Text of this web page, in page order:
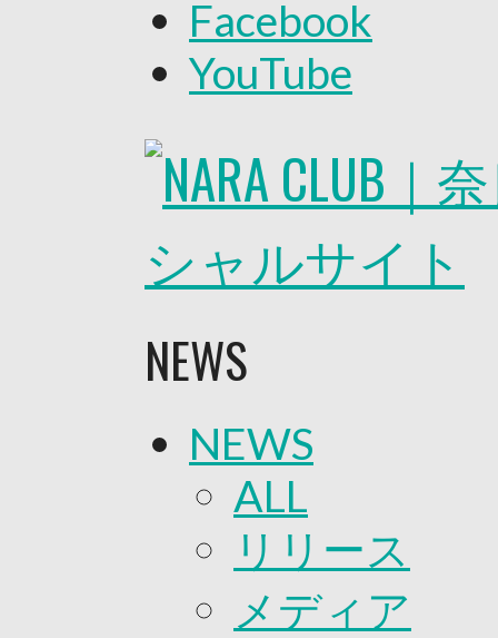
コラム
その他
TEAM
2026/27トップチーム
2026/27トップチームスタッフ
チアダンススクール
ボランティアチーム「volundeer
HOMEGAME
観戦ルール＆マナー
ホームゲーム運営管理規定
写真・動画使用ガイドライン
ロートフィールド奈良
練習見学時のファンサービスに
TICKET
奈良クラブ明治安田J3リーグ
奈良クラブ明治安田Ｊ3リーグ
FANCOMMUNITY
2026/27ファンコミュニティ
サポートショップ
GOODS
Facebook
YouTube
NEWS
NEWS
ALL
リリース
メディア